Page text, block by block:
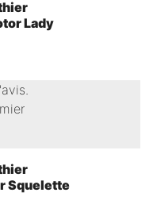
Lady
Squelette